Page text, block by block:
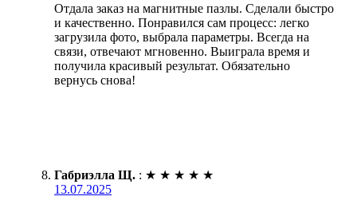
Отдала заказ на магнитные пазлы. Сделали быстро
и качественно. Понравился сам процесс: легко
загрузила фото, выбрала параметры. Всегда на
связи, отвечают мгновенно. Выиграла время и
получила красивый результат. Обязательно
вернусь снова!
Габриэлла Щ. : ★ ★ ★ ★ ★
13.07.2025